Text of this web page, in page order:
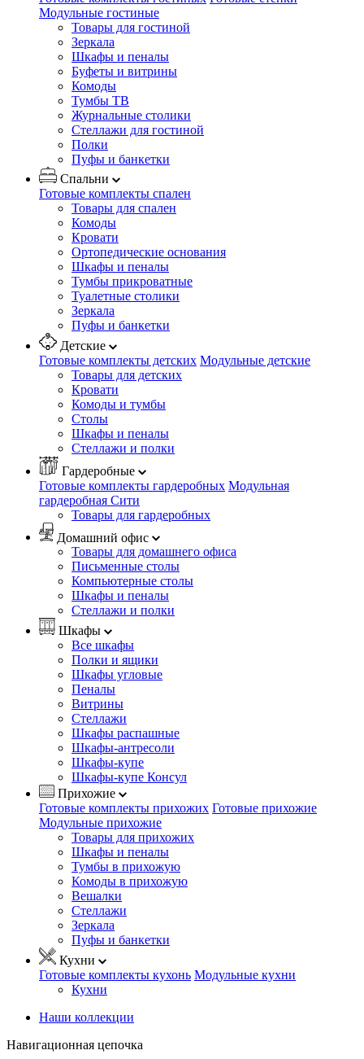
Модульные гостиные
Товары для гостиной
Зеркала
Шкафы и пеналы
Буфеты и витрины
Комоды
Тумбы ТВ
Журнальные столики
Стеллажи для гостиной
Полки
Пуфы и банкетки
Спальни
Готовые комплекты спален
Товары для спален
Комоды
Кровати
Ортопедические основания
Шкафы и пеналы
Тумбы прикроватные
Туалетные столики
Зеркала
Пуфы и банкетки
Детские
Готовые комплекты детских Модульные детские
Товары для детских
Кровати
Комоды и тумбы
Столы
Шкафы и пеналы
Стеллажи и полки
Гардеробные
Готовые комплекты гардеробных Модульная
гардеробная Сити
Товары для гардеробных
Домашний офис
Товары для домашнего офиса
Письменные столы
Компьютерные столы
Шкафы и пеналы
Стеллажи и полки
Шкафы
Все шкафы
Полки и ящики
Шкафы угловые
Пеналы
Витрины
Стеллажи
Шкафы распашные
Шкафы-антресоли
Шкафы-купе
Шкафы-купе Консул
Прихожие
Готовые комплекты прихожих Готовые прихожие
Модульные прихожие
Товары для прихожих
Шкафы и пеналы
Тумбы в прихожую
Комоды в прихожую
Вешалки
Стеллажи
Зеркала
Пуфы и банкетки
Кухни
Готовые комплекты кухонь Модульные кухни
Кухни
Наши коллекции
Навигационная цепочка